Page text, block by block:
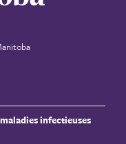
infectieuses